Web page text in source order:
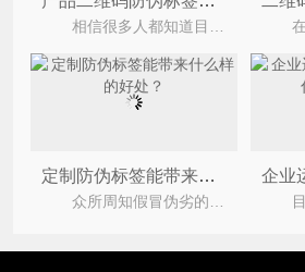
定制防伪标签能带来什么样的好处？